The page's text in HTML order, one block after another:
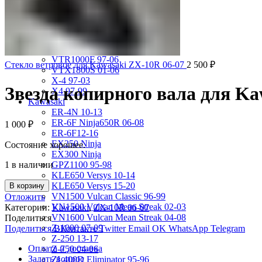
VT1100 Shadow Aero 98-02
VT400 Shadow 97-08
VT600C Shadow 01-08
VT750 Shadow A.C.E. 97-01
VTR1000F 97-06
VTX1800S 01-06
X-4 97-03
X4 97-99
Kawasaki
ER-4N 10-13
ER-6F Ninja650R 06-08
ER-6F12-16
EX250 Ninja
EX300 Ninja
GPZ1100 95-98
KLE650 Versys 10-14
KLE650 Versys 15-20
VN1500 Vulcan Classic 96-99
VN1500 Vulcan Mean Streak 02-03
VN1600 Vulcan Mean Streak 04-08
Z-1000 07-09
Z-250 13-17
Z-750 04-06
ZL400D Eliminator 95-96
Стекло ветровое для Kawasaki ZX-10R 06-07 2 500 ₽
Звезда копирного вала для
1 000 ₽
Состояние хорошее.
1 в наличии
В корзину
Отложить
Категории:Kawasaki, ZX-10R 06-07
Поделиться
Поделиться ВКонтакте Twitter Email OK WhatsApp Telegram
Оплата и доставка
Задать вопрос